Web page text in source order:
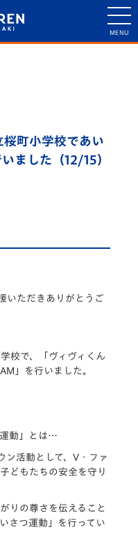
桜町小学校であい
ました（12/15）
いただきありがとうご
校で、
「ヴィヴィくん
」 を行いました。
運動」とは…
ン活動として、V・ファ
どもたちの安全を守り
りの尊さを伝えること
さつ運動」
を行ってい